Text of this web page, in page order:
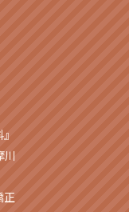
川
正